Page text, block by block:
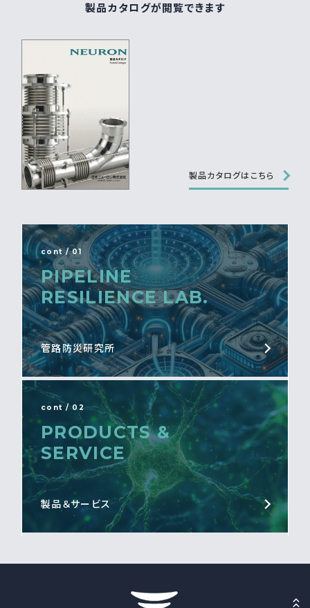
製品カタログが閲覧できます
製品カタログはこちら
cont / 01
PIPELINE
RESILIENCE LAB.
管路防災研究所
cont / 02
PRODUCTS &
SERVICE
製品＆サービス